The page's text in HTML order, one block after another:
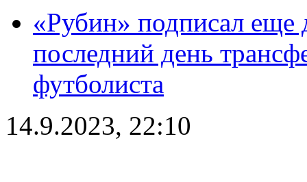
«Рубин» подписал еще
последний день
футболиста
14.9.2023, 22:10